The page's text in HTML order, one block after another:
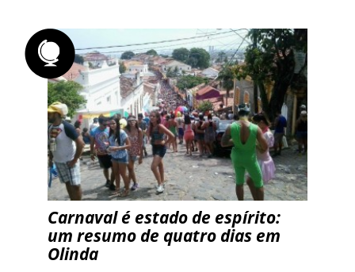
Carnaval é estado de espírito:
um resumo de quatro dias em
Olinda